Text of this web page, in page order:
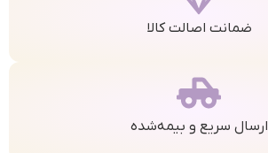
ضمانت اصالت کالا
ارسال سریع و بیمه‌شده